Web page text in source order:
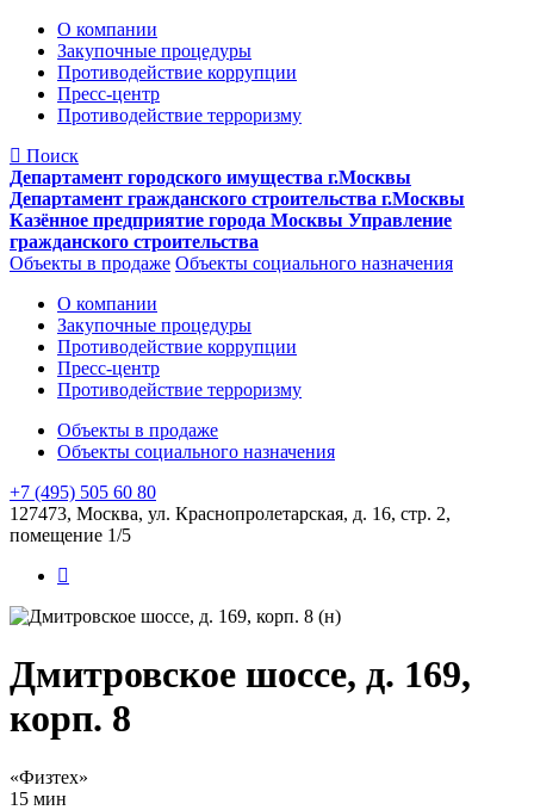
О компании
Закупочные процедуры
Противодействие коррупции
Пресс-центр
Противодействие терроризму
Поиск
Департамент городского имущества г.Москвы
Департамент гражданского строительства г.Москвы
Казённое предприятие города Москвы Управление
гражданского строительства
Объекты в продаже Объекты социального назначения
О компании
Закупочные процедуры
Противодействие коррупции
Пресс-центр
Противодействие терроризму
Объекты в продаже
Объекты социального назначения
+7 (495) 505 60 80
127473, Москва, ул. Краснопролетарская, д. 16, стр. 2,
помещение 1/5
Дмитровское шоссе, д. 169,
корп. 8
«Физтех»
15 мин